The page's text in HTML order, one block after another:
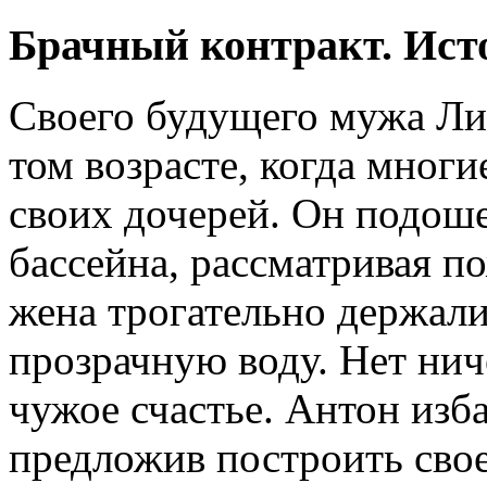
Брачный контракт.
Своего будущего мужа
том возрасте, когда
своих дочерей. Он
бассейна,
жена трогательно
прозрачную воду. Нет
чужое счастье. Антон
предложив построить